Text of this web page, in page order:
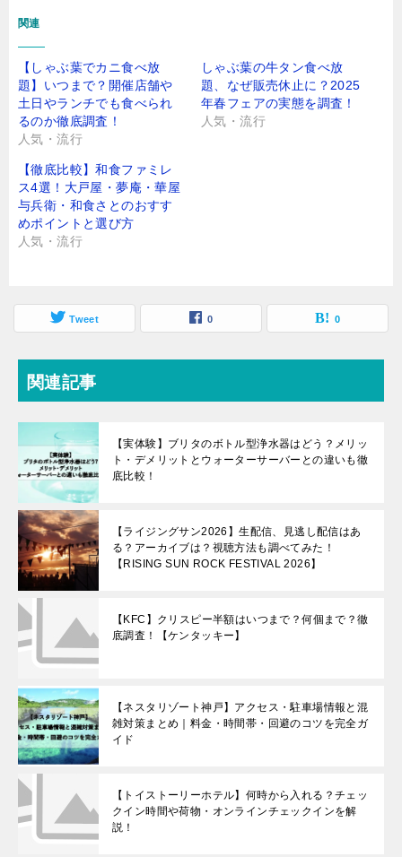
関連
【しゃぶ葉でカニ食べ放
題】いつまで？開催店舗や
土日やランチでも食べられ
るのか徹底調査！
人気・流行
しゃぶ葉の牛タン食べ放
題、なぜ販売休止に？2025
年春フェアの実態を調査！
人気・流行
【徹底比較】和食ファミレ
ス4選！大戸屋・夢庵・華屋
与兵衛・和食さとのおすす
めポイントと選び方
人気・流行
Tweet 0 0
関連記事
【実体験】ブリタのボトル型浄水器はどう？メリッ
ト・デメリットとウォーターサーバーとの違いも徹
底比較！
【ライジングサン2026】生配信、見逃し配信はあ
る？アーカイブは？視聴方法も調べてみた！
【RISING SUN ROCK FESTIVAL 2026】
【KFC】クリスピー半額はいつまで？何個まで？徹
底調査！【ケンタッキー】
【ネスタリゾート神戸】アクセス・駐車場情報と混
雑対策まとめ｜料金・時間帯・回避のコツを完全ガ
イド
【トイストーリーホテル】何時から入れる？チェッ
クイン時間や荷物・オンラインチェックインを解
説！